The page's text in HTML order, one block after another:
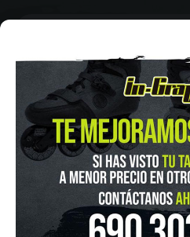
IN-GRAVITY MADRID RETIRO
Pza. Mariano de Cavia, 2
915 524 553
in-gravity@in-gravity.com